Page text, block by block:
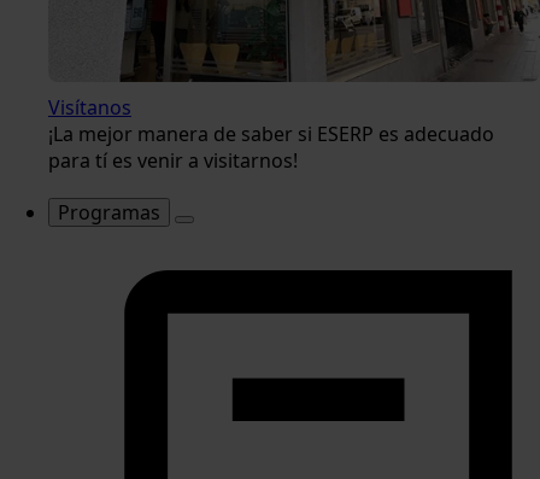
Visítanos
¡La mejor manera de saber si ESERP es adecuado
para tí es venir a visitarnos!
Programas